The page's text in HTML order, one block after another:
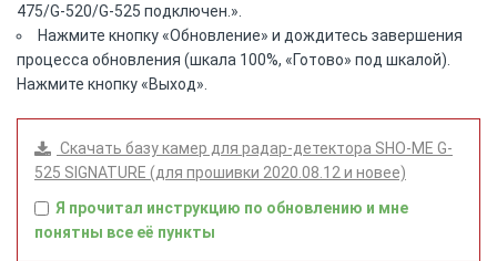
475/G-520/G-525 подключен.».
Нажмите кнопку «Обновление» и дождитесь завершения
процесса обновления (шкала 100%, «Готово» под шкалой).
Нажмите кнопку «Выход».
Скачать базу камер для радар-детектора SHO-ME G-
525 SIGNATURE (для прошивки 2020.08.12 и новее)
Я прочитал инструкцию по обновлению и мне
понятны все её пункты